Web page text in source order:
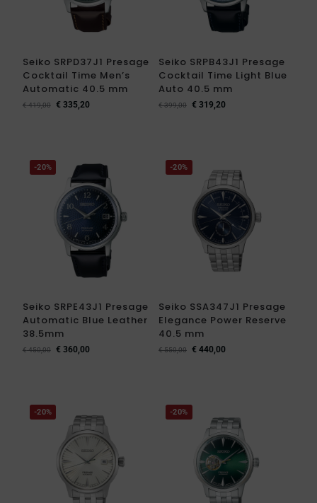
Seiko SRPD37J1 Presage
Cocktail Time Men’s
Automatic 40.5 mm
€419,00 € 335,20
Seiko SRPB43J1 Presage
Cocktail Time Light Blue
Auto 40.5 mm
€399,00 € 319,20
-20%
Seiko SRPE43J1 Presage
Automatic Blue Leather
38.5mm
€450,00 € 360,00
-20%
Seiko SSA347J1 Presage
Elegance Power Reserve
40.5 mm
€550,00 € 440,00
-20% -20%